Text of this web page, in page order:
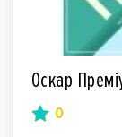
Оскар
0